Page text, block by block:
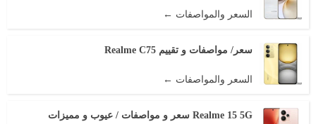
السعر والمواصفات ←
سعر/ مواصفات و تقييم Realme C75
السعر والمواصفات ←
Realme 15 5G سعر و مواصفات / عيوب و مميزات